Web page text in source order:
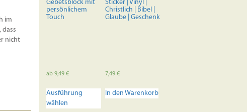
im
dass
nicht
Gebetsblock mit
persönlichem
Touch
ab 9,49 €
Ausführung
wählen
Produkt
Sticker | Vinyl |
Christlich | Bibel |
Glaube | Geschenk
7,49€
In den Warenkorb